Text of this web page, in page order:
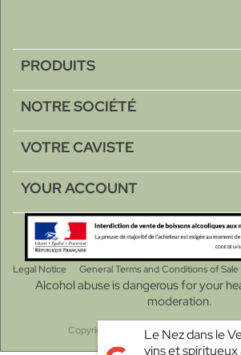
PRODUITS
NOTRE SOCIÉTÉ
VOTRE CAVISTE
YOUR ACCOUNT
Legal Notice General Terms and Conditions of Sale
Alcohol abuse is dangerous for your
moderation.
Copyright © 2026 - Le Nez dans le
Le Nez dans le
vins et spiritueux